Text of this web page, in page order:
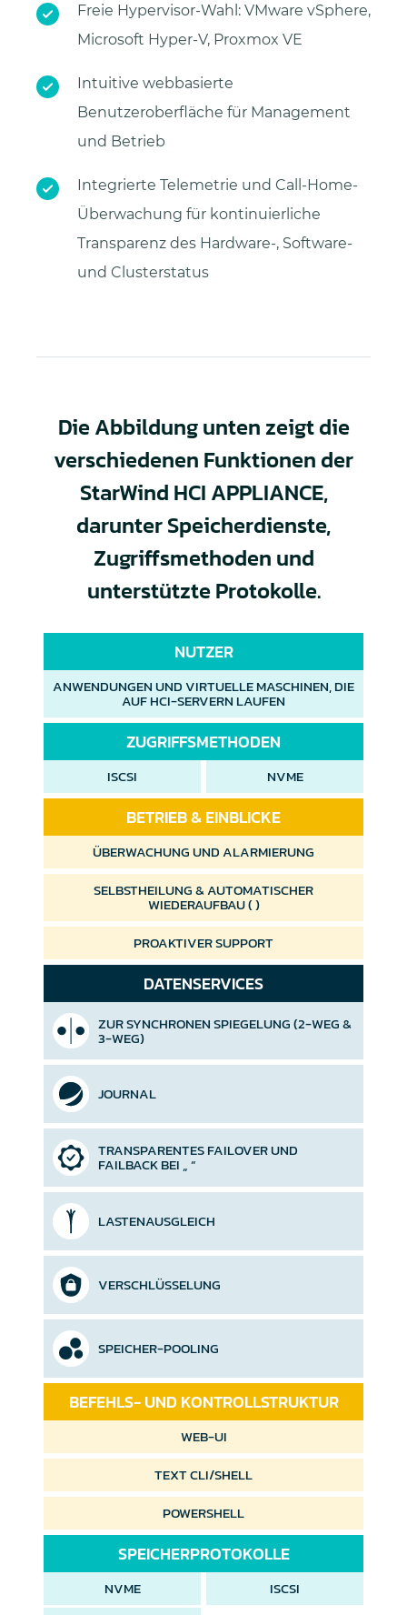
Freie Hypervisor-Wahl: VMware vSphere,
Microsoft Hyper-V, Proxmox VE
Intuitive webbasierte
Benutzeroberfläche für Management
und Betrieb
Integrierte Telemetrie und Call-Home-
Überwachung für kontinuierliche
Transparenz des Hardware-, Software-
und Clusterstatus
Die Abbildung unten zeigt die
verschiedenen Funktionen der
StarWind HCI APPLIANCE,
darunter Speicherdienste,
Zugriffsmethoden und
unterstützte Protokolle.
NUTZER
ANWENDUNGEN UND VIRTUELLE MASCHINEN, DIE
AUF HCI-SERVERN LAUFEN
ZUGRIFFSMETHODEN
ISCSI NVME
BETRIEB & EINBLICKE
ÜBERWACHUNG UND ALARMIERUNG
SELBSTHEILUNG & AUTOMATISCHER
WIEDERAUFBAU ()
PROAKTIVER SUPPORT
DATENSERVICES
ZUR SYNCHRONEN SPIEGELUNG (2-WEG &
3-WEG)
JOURNAL
TRANSPARENTES FAILOVER UND
FAILBACK BEI“
LASTENAUSGLEICH
VERSCHLÜSSELUNG
SPEICHER-POOLING
BEFEHLS- UND KONTROLLSTRUKTUR
WEB-UI
TEXT CLI/SHELL
POWERSHELL
SPEICHERPROTOKOLLE
NVME
ISCSI